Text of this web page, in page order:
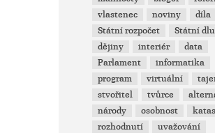
vlastenec
noviny
díla
Státní rozpočet
Státní
dějiny
interiér
data
Parlament
informatika
program
virtuální
stvořitel
tvůrce
národy
osobnost
rozhodnutí
uvažování